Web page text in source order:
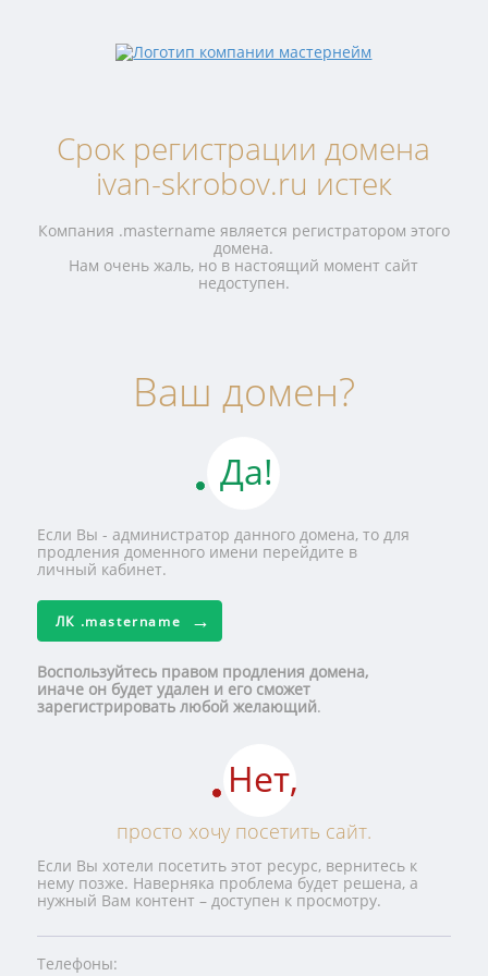
Срок регистрации домена
ivan-skrobov.ru истек
Компания .mastername является регистратором этого
домена.
Нам очень жаль, но в настоящий момент сайт
недоступен.
Ваш домен?
Да!
Если Вы - администратор данного домена, то для
продления доменного имени перейдите в
личный кабинет.
ЛК .mastername
Воспользуйтесь правом продления домена,
иначе он будет удален и его сможет
зарегистрировать любой желающий.
Нет,
просто хочу посетить сайт.
Если Вы хотели посетить этот ресурс, вернитесь к
нему позже. Наверняка проблема будет решена, а
нужный Вам контент – доступен к просмотру.
Телефоны: